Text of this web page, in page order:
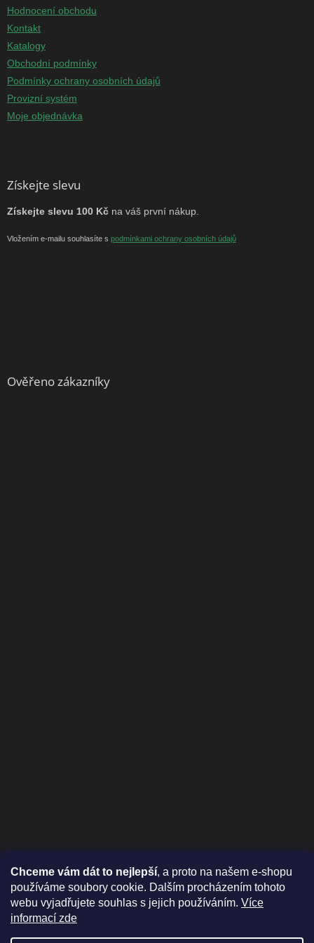
Chceme vám dát to nejlepší, a proto na našem e-shopu
používáme soubory cookie. Dalším procházením tohoto
webu vyjadřujete souhlas s jejich používáním. Více
informací zde
Hodnocení obchodu
Kontakt
Katalogy
Obchodní podmínky
Podmínky ochrany osobních údajů
Provizní systém
Moje objednávka
Získejte slevu
Získejte slevu 100 Kč na váš první nákup.
Vložením e-mailu souhlasíte s podmínkami ochrany osobních údajů
Ověřeno zákazníky